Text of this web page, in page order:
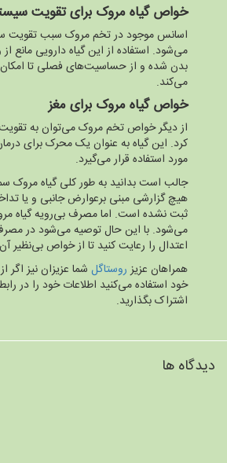
خواص گیاه مروک برای تقویت
اسانس موجود در تخم مروک سبب تقویت
می‌شود. استفاده از این گیاه دارویی مانع
بدن شده و از حساسیت‌های فصلی تا امکان
می‌کند.
خواص گیاه مروک برای مغز
از دیگر خواص تخم مروک می‌توان به تقویت
کرد. این گیاه به عنوان یک محرک برای
مورد استفاده قرار می‌گیرد.
جالب است بدانید به طور کلی گیاه مروک
هیچ گزارشی مبنی برعوارض جانبی و یا
ثبت نشده است. اما مصرف بی‌رویه گیاه
می‌شود. با این حال توصیه می‌شود در
اعتدال را رعایت کنید تا از خواص بی‌نظیر
همراهان عزیزروستاگل شما عزیزان نیز اگر
خود استفاده می‌کنید اطلاعات خود را در
اشتراک بگذارید.
دیدگاه ها